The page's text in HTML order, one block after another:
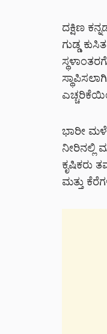
ದಕ್ಷಿಣ
ಗುಡ್ಡ
ಭಾರೀ
ನೀರಿನಲ್ಲಿ
ಕೃಷಿಕರು
ಮತ್ತು